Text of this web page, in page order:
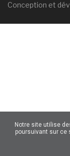
Conception et
Notre site utilise
poursuivant sur ce